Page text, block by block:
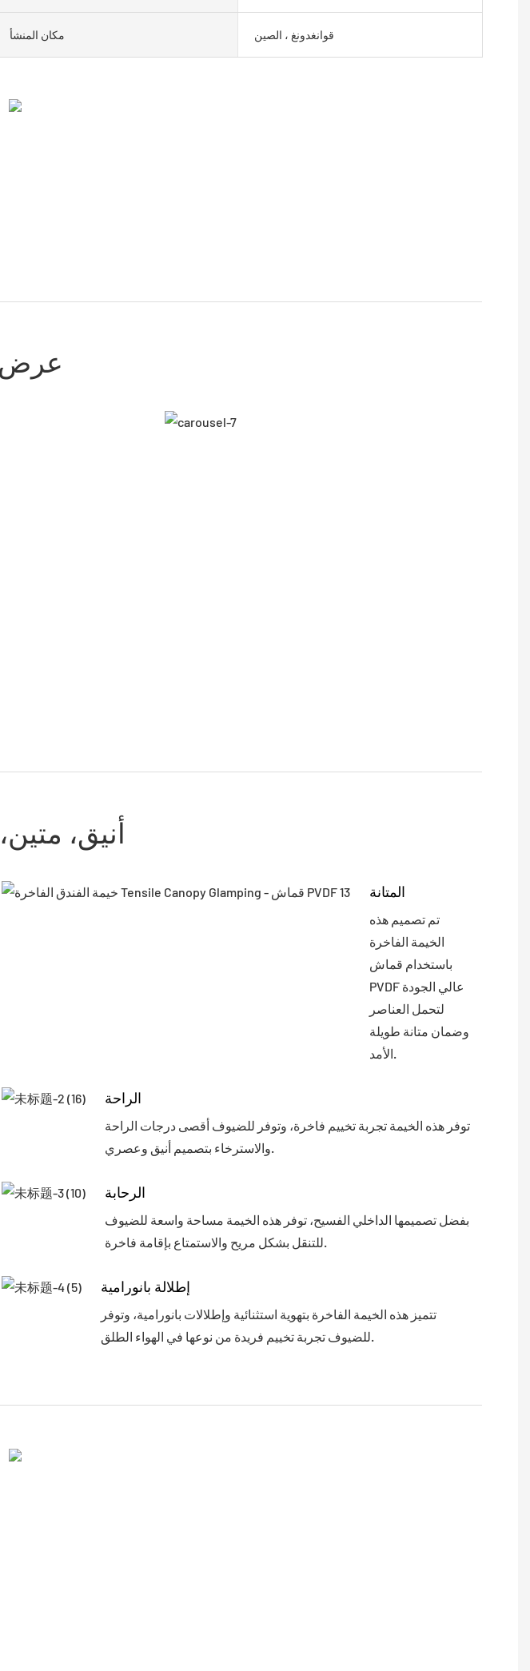
مكان المنشأ قوانغدونغ ، الصين
عرض
أنيق،
المتانة
تم تصميم هذه
الخيمة الفاخرة
باستخدام قماش
PVDF عالي الجودة
لتحمل العناصر
وضمان متانة طويلة
الأمد.
الراحة
توفر هذه الخيمة تجربة تخييم فاخرة، وتوفر للضيوف أقصى درجات الراحة
والاسترخاء بتصميم أنيق وعصري.
الرحابة
بفضل تصميمها الداخلي الفسيح، توفر هذه الخيمة مساحة واسعة للضيوف
للتنقل بشكل مريح والاستمتاع بإقامة فاخرة.
إطلالة بانورامية
تتميز هذه الخيمة الفاخرة بتهوية استثنائية وإطلالات بانورامية، وتوفر